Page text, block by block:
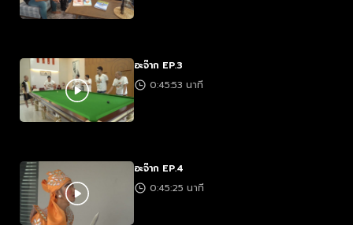
อะจ๊าก EP.3
0:45:53 นาที
อะจ๊าก EP.4
0:45:25 นาที